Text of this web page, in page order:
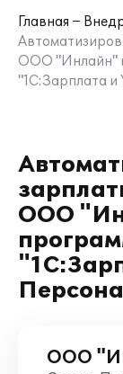
Главная
ООО "Инлайн"
"1С:Зарплата
ООО
ООО